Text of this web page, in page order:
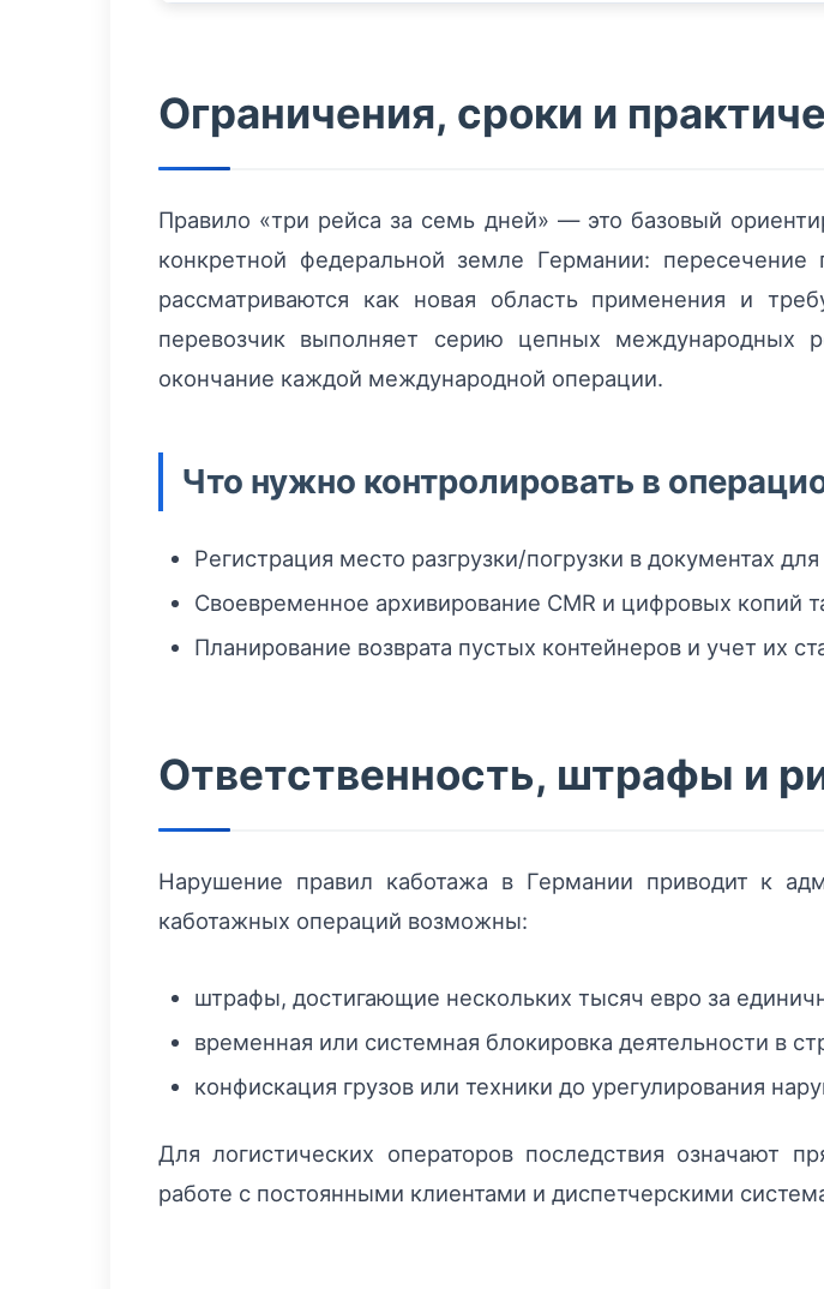
Ограничения, сроки и
Правило «три рейса за семь дней» — это базовый
конкретной федеральной земле Германии:
рассматриваются как новая область применения и
перевозчик выполняет серию цепных международных
окончание каждой международной операции.
Что нужно контролировать в
Регистрация место разгрузки/погрузки в документах
Своевременное архивирование CMR и цифровых копий
Планирование возврата пустых контейнеров и учет их
Ответственность, штрафы и
Нарушение правил каботажа в Германии приводит к
каботажных операций возможны:
штрафы, достигающие нескольких тысяч евро за
временная или системная блокировка деятельности в
конфискация грузов или техники до урегулирования
Для логистических операторов последствия означают
работе с постоянными клиентами и диспетчерскими